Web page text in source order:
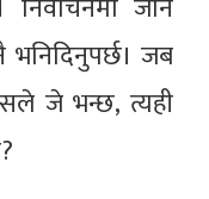
भनिदिनुपर्छ। जब
जे भन्छ, त्यही